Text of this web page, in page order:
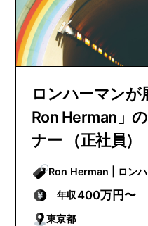
ロンハーマンが
Ron Herman」
ナー （正社員）
Ron Herman
年収400万円〜
東京都